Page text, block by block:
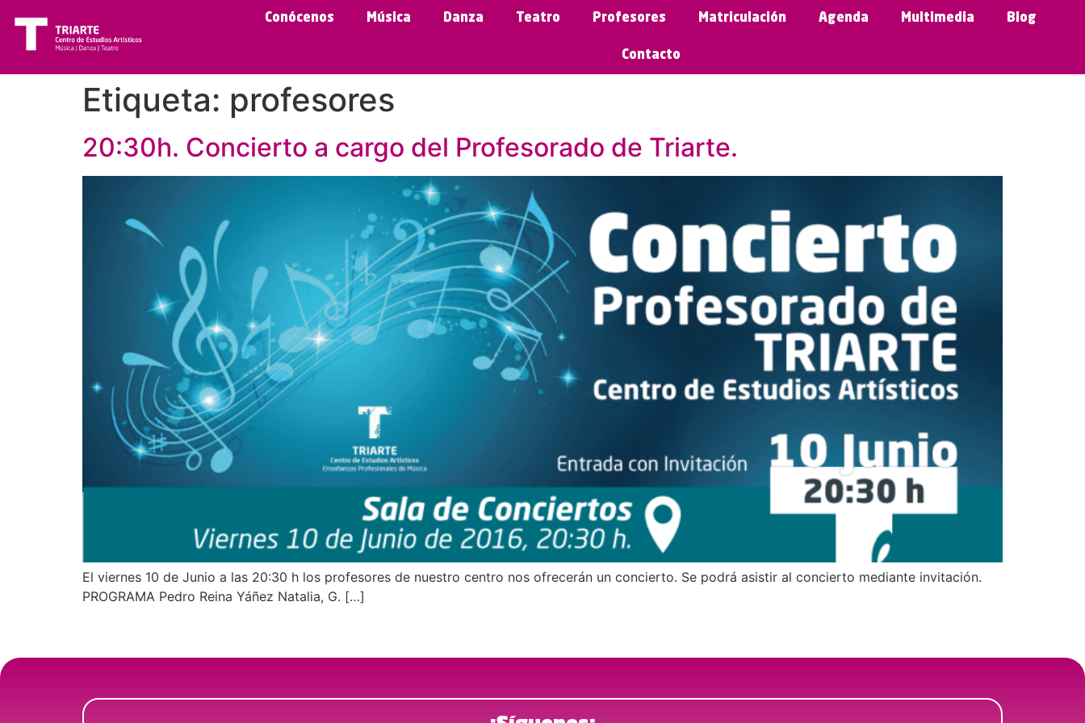
Conócenos Música Danza Teatro Profesores Matriculación Agenda Multimedia Blog
Contacto
Etiqueta: profesores
20:30h. Concierto a cargo del Profesorado de Triarte.
El viernes 10 de Junio a las 20:30 h los profesores de nuestro centro nos ofrecerán un concierto. Se podrá asistir al concierto mediante invitación.
PROGRAMA Pedro Reina Yáñez Natalia, G. […]